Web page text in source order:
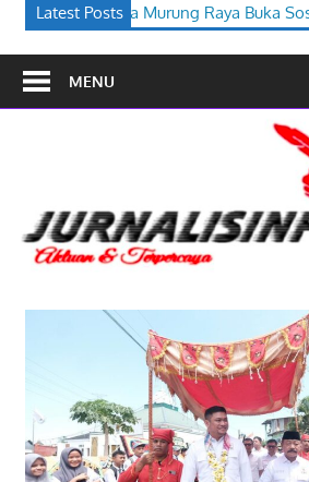
Latest Posts
Buka Sosialisasi Perbup PJPK 2026–2030
MENU